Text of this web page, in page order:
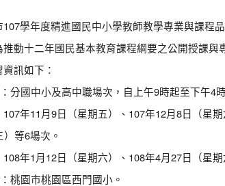
學年度精進國民中小學教師教學專業與課程
推動十二年國民基本教育課程綱要之公開授課
訊如下：
分國中小及高中職場次，自上午9時起至下午4
107年11月9日（星期五）、107年12月8日（星
等6場次。
108年1月12日（星期六）、108年4月27日（星期
桃園市桃園區西門國小。